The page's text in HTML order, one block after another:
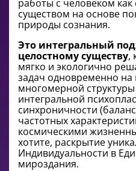
работы с человеком
существом на основе
природы сознания.
Это интегральный
целостному существу,
мягко и экологично
задач одновременно на
многомерной
интегральной
синхроничности
частотных
космическими
хотите, раскрытие
Индивидуальности в
мироздания.